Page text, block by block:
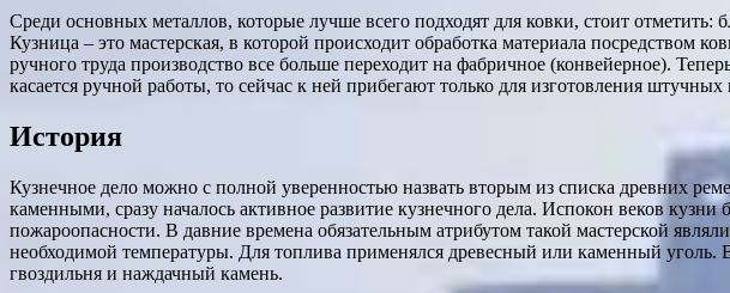
Среди основных металлов, которые лучше всего подходят для ковки, стоит
Кузница – это мастерская, в которой происходит обработка материала посредством
ручного труда производство все больше переходит на фабричное (конвейерное).
касается ручной работы, то сейчас к ней прибегают только для изготовления
История
Кузнечное дело можно с полной уверенностью назвать вторым из списка древних
каменными, сразу началось активное развитие кузнечного дела. Испокон веков
пожароопасности. В давние времена обязательным атрибутом такой мастерской
необходимой температуры. Для топлива применялся древесный или каменный уголь.
гвоздильня и наждачный камень.